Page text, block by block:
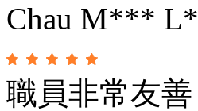
Chau M***
職員非常友